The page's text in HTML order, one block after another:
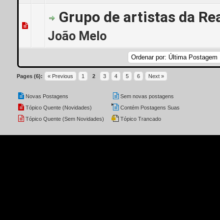
Grupo de artistas da
João Melo
0 Voto(s) - 0 de 5 em média
1
Pages (6): « Previous 1 2 3 4 5 6 Next »
Novas Postagens
Tópico Quente (Novidades)
Tópico Quente (Sem Novidades)
Sem novas postagens
Contém Postagens Suas
Tópico Trancado